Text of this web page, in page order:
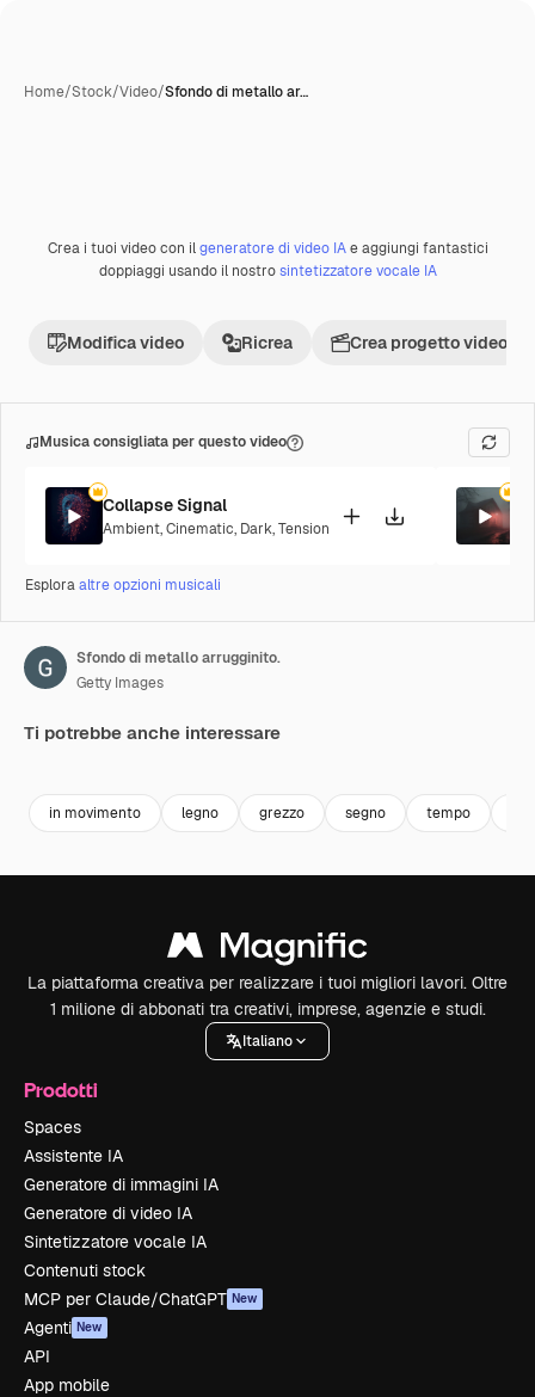
Home/Stock/Video/Sfondo di metallo ar…
Premium
Crea i tuoi video con ilgeneratore di video IAe aggiungi fantastici
doppiaggi usando il nostrosintetizzatore vocale IA
Modifica video Ricrea Crea progetto video
Musica consigliata per questo video
Collapse Signal
Ambient,Cinematic, Dark,Tension
Esploraaltre opzioni musicali
Sfondo di metallo arrugginito.
Getty Images
Ti potrebbe anche interessare
in movimento legno grezzo segno tempo
La piattaforma creativa per realizzare i tuoi migliori lavori. Oltre
1 milione di abbonati tra creativi, imprese, agenzie e studi.
Italiano
Prodotti
Spaces
Assistente IA
Generatore di immagini IA
Generatore di video IA
Sintetizzatore vocale IA
Contenuti stock
MCP per Claude/ChatGPT New
Agenti New
API
App mobile